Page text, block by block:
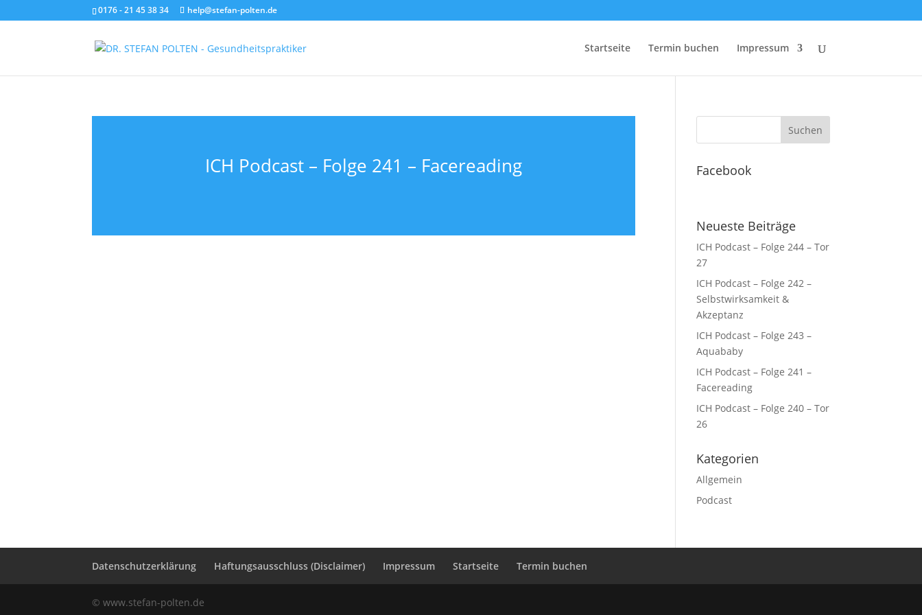
0176 - 21 45 38 34 help@stefan-polten.de
Startseite Termin buchen Impressum
ICH Podcast – Folge 241 – Facereading Facebook
Neueste Beiträge
ICH Podcast – Folge 244 – Tor
27
ICH Podcast – Folge 242 –
Selbstwirksamkeit &
Akzeptanz
ICH Podcast – Folge 243 –
Aquababy
ICH Podcast – Folge 241 –
Facereading
ICH Podcast – Folge 240 – Tor
26
Kategorien
Allgemein
Podcast
Datenschutzerklärung Haftungsausschluss (Disclaimer) Impressum Startseite Termin buchen
© www.stefan-polten.de